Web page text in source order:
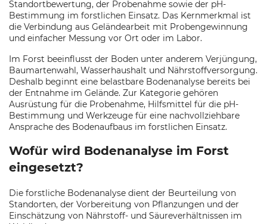
Standortbewertung, der Probenahme sowie der pH-
Bestimmung im forstlichen Einsatz. Das Kernmerkmal ist
die Verbindung aus Geländearbeit mit Probengewinnung
und einfacher Messung vor Ort oder im Labor.
Im Forst beeinflusst der Boden unter anderem Verjüngung,
Baumartenwahl, Wasserhaushalt und Nährstoffversorgung.
Deshalb beginnt eine belastbare Bodenanalyse bereits bei
der Entnahme im Gelände. Zur Kategorie gehören
Ausrüstung für die Probenahme, Hilfsmittel für die pH-
Bestimmung und Werkzeuge für eine nachvollziehbare
Ansprache des Bodenaufbaus im forstlichen Einsatz.
Wofür wird Bodenanalyse im Forst
eingesetzt?
Die forstliche Bodenanalyse dient der Beurteilung von
Standorten, der Vorbereitung von Pflanzungen und der
Einschätzung von Nährstoff- und Säureverhältnissen im